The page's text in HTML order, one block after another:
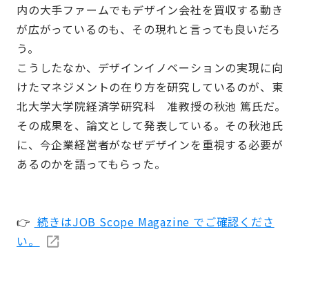
内の大手ファームでもデザイン会社を買収する動き
が広がっているのも、その現れと言っても良いだろ
う。
こうしたなか、デザインイノベーションの実現に向
けたマネジメントの在り方を研究しているのが、東
北大学大学院経済学研究科 准教授の秋池 篤氏だ。
その成果を、論文として発表している。その秋池氏
に、今企業経営者がなぜデザインを重視する必要が
あるのかを語ってもらった。
👉 続きはJOB Scope Magazine でご確認くださ
い。